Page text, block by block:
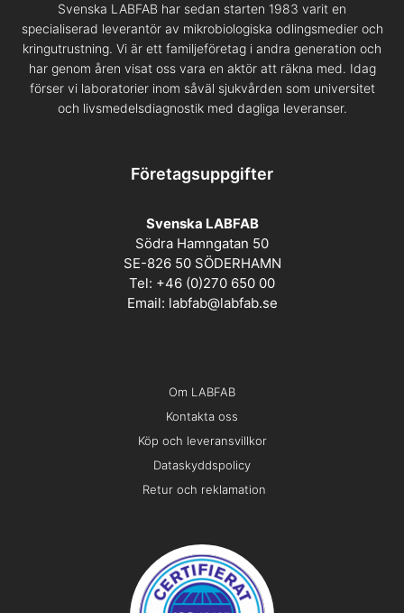
Svenska LABFAB har sedan starten 1983 varit en
specialiserad leverantör av mikrobiologiska odlingsmedier och
kringutrustning. Vi är ett familjeföretag i andra generation och
har genom åren visat oss vara en aktör att räkna med. Idag
förser vi laboratorier inom såväl sjukvården som universitet
och livsmedelsdiagnostik med dagliga leveranser.
Företagsuppgifter
Svenska LABFAB
Södra Hamngatan 50
SE-826 50 SÖDERHAMN
Tel: +46 (0)270 650 00
Email: labfab@labfab.se
Om LABFAB
Kontakta oss
Köp och leveransvillkor
Dataskyddspolicy
Retur och reklamation